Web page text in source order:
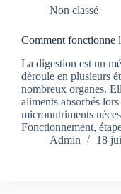
Non classé
Comment fonctionne
La digestion est un
déroule en plusieurs
nombreux organes.
aliments absorbés
micronutriments
Fonctionnement,
Admin
18